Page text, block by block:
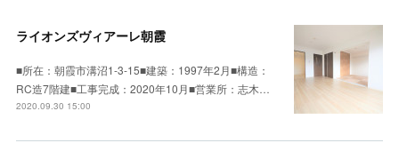
ライオンズヴィアーレ朝霞
■所在：朝霞市溝沼1-3-15■建築：1997年2月■構造：
RC造7階建■工事完成：2020年10月■営業所：志木…
2020.09.30 15:00